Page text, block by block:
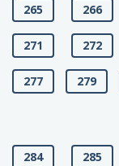
265 266
271 272
277 279
284 285